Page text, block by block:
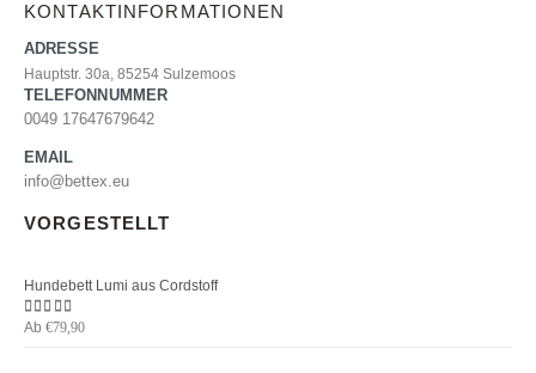
KONTAKTINFORMATIONEN
ADRESSE
Hauptstr. 30a, 85254 Sulzemoos
TELEFONNUMMER
0049 17647679642
EMAIL
info@bettex.eu
VORGESTELLT
Hundebett Lumi aus Cordstoff
5.00von 5
Ab €79,90